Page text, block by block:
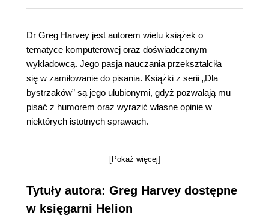
Dr Greg Harvey jest autorem wielu książek o
tematyce komputerowej oraz doświadczonym
wykładowcą. Jego pasja nauczania przekształciła
się w zamiłowanie do pisania. Książki z serii „Dla
bystrzaków” są jego ulubionymi, gdyż pozwalają mu
pisać z humorem oraz wyrazić własne opinie w
niektórych istotnych sprawach.
[Pokaż więcej]
Tytuły autora: Greg Harvey dostępne
w księgarni Helion